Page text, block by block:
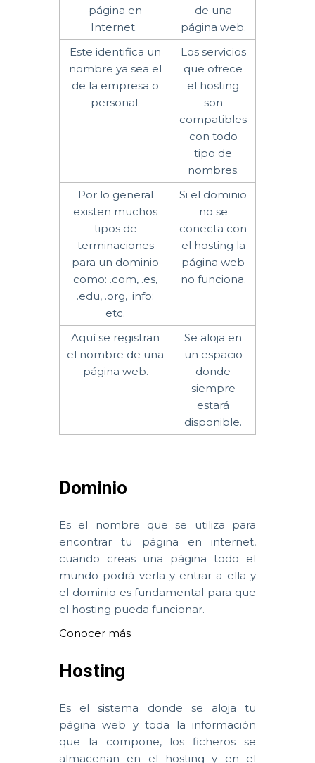
página en
Internet.
de una
página web.
Este identifica un
nombre ya sea el
de la empresa o
personal.
Los servicios
que ofrece
el hosting
son
compatibles
con todo
tipo de
nombres.
Por lo general
existen muchos
tipos de
terminaciones
para un dominio
como: .com, .es,
.edu, .org, .info;
etc.
Si el dominio
no se
conecta con
el hosting la
página web
no funciona.
Aquí se registran
el nombre de una
página web.
Se aloja en
un espacio
donde
siempre
estará
disponible.
Dominio
Es el nombre que se utiliza para
encontrar tu página en internet,
cuando creas una página todo el
mundo podrá verla y entrar a ella y
el dominio es fundamental para que
el hosting pueda funcionar.
Conocer más
Hosting
Es el sistema donde se aloja tu
página web y toda la información
que la compone, los ficheros se
almacenan en el hosting y en el